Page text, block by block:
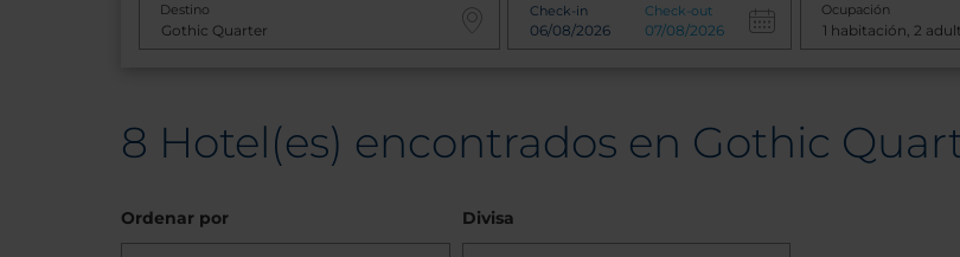
Destino Check-in Check-out Ocupación
8 Hotel(es) encontrados en Gothic
Ordenar por Divisa